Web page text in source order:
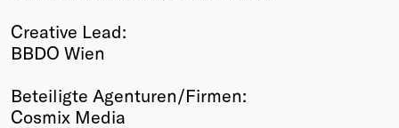
Creative Lead:
BBDO Wien
Beteiligte Agenturen/Firmen:
Cosmix Media